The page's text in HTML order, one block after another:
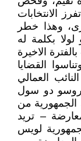
الانتخابات
وهذا خطر
بكلمة له
الاخيرة
القضايا
العمالي
دو سول
الجمهورية من
– تريد
لويس